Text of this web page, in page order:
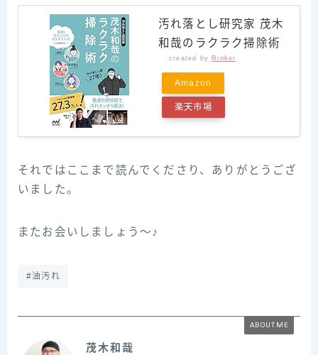
汚れ落とし研究家 茂木
和哉のラクラク掃除術
created by Rinker
Amazon
楽天市場
それではここまで読んでくださり、ありがとうござ
いました。
またお会いしましょう～♪
#油汚れ
ABOUT ME
茂木和哉